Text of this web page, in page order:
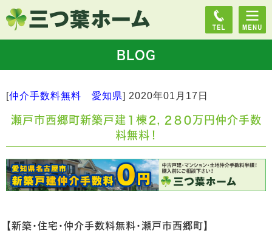
BLOG
[仲介手数料無料 愛知県] 2020年01月17日
瀬戸市西郷町新築戸建１棟２，２８０万円仲介手数
料無料！
【新築・住宅・仲介手数料無料・瀬戸市西郷町】